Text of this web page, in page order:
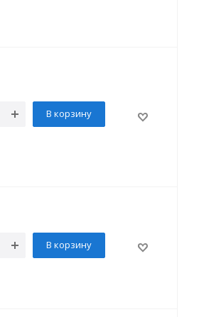
В корзину
В корзину